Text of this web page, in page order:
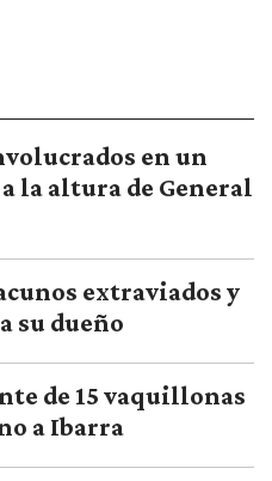
en un
la altura de General
extraviados y
su dueño
de 15 vaquillonas
a Ibarra